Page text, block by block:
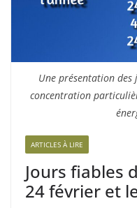
Une présentation
concentration
ARTICLES À LIRE
Jours fiables
24 février et